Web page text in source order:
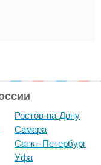
Ростов-на-Дону
Самара
Санкт-Петербург
Уфа